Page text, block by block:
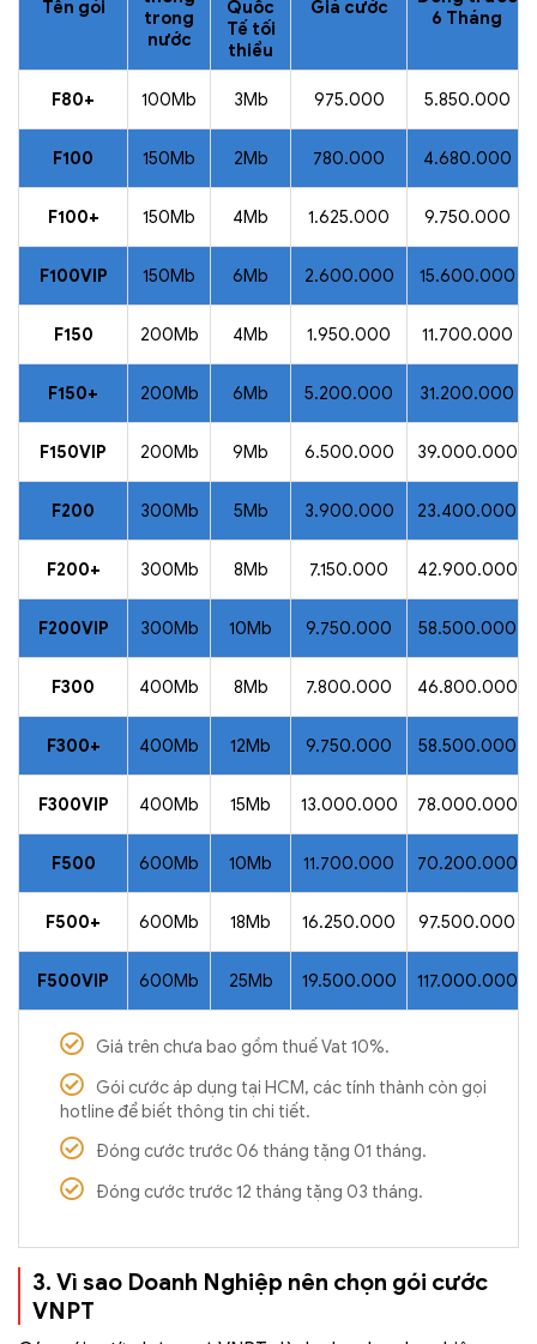
Tên gói
trong
nước
Quốc
Tế tối
thiểu
Giá cước
6 Tháng
F80+ 100Mb 3Mb 975.000 5.850.000
F100 150Mb 2Mb 780.000 4.680.000
F100+ 150Mb 4Mb 1.625.000 9.750.000
F100VIP 150Mb 6Mb 2.600.000 15.600.000
F150 200Mb 4Mb 1.950.000 11.700.000
F150+ 200Mb 6Mb 5.200.000 31.200.000
F150VIP 200Mb 9Mb 6.500.000 39.000.000
F200 300Mb 5Mb 3.900.000 23.400.000
F200+ 300Mb 8Mb 7.150.000 42.900.000
F200VIP 300Mb 10Mb 9.750.000 58.500.000
F300 400Mb 8Mb 7.800.000 46.800.000
F300+ 400Mb 12Mb 9.750.000 58.500.000
F300VIP 400Mb 15Mb 13.000.000 78.000.000
F500 600Mb 10Mb 11.700.000 70.200.000
F500+ 600Mb 18Mb 16.250.000 97.500.000
F500VIP 600Mb 25Mb 19.500.000 117.000.000
Giá trên chưa bao gồm thuế Vat 10%.
Gói cước áp dụng tại HCM, các tính thành còn gọi
hotline để biết thông tin chi tiết.
Đóng cước trước 06 tháng tặng 01 tháng.
Đóng cước trước 12 tháng tặng 03 tháng.
3. Vì sao Doanh Nghiệp nên chọn gói cước
VNPT